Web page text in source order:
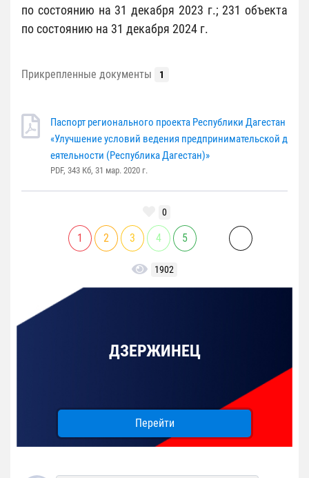
по состоянию на 31 декабря 2023 г.; 231 объекта
по состоянию на 31 декабря 2024 г.
Прикрепленные документы 1
Паспорт регионального проекта Республики Дагестан
«Улучшение условий ведения предпринимательской д
еятельности (Республика Дагестан)»
PDF, 343 Кб, 31 мар. 2020 г.
0
1 2 3 4 5
1902
ДЗЕРЖИНЕЦ
Перейти